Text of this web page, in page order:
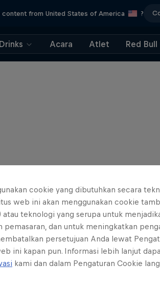
content from United States of America ?
Acara Atlet Red Bull
cookie yang dibutuhkan secara
web ini akan menggunakan cookie
teknologi yang serupa untuk
pemasaran, dan untuk meningkatkan
persetujuan Anda lewat
ini kapan pun. Informasi lebih lanjut
kami dan dalam Pengaturan Cookie